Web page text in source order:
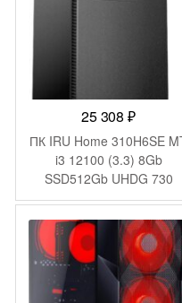
25 308₽
ПК IRU Home 310H6SE
i3 12100 (3.3) 8Gb
SSD512Gb UHDG 730
FreeDOS GbitEth 400W
черный (1994640)